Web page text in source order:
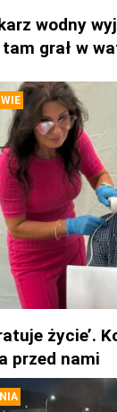
wodny
tam grał w
życie’.
przed nami